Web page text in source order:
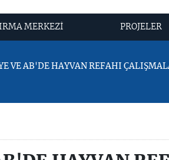
MERKEZİ PROJELER
VE AB'DE HAYVAN REFAHI